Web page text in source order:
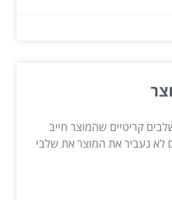
קריטיים שהמוצר חייב
נעביר את המוצר את שלבי